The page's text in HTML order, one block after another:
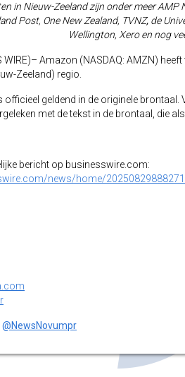
in Nieuw-Zeeland zijn onder meer AMP
Post, One New Zealand, TVNZ,de
Wellington, Xero en nog
WIRE)– Amazon (NASDAQ: AMZN)
Zeeland) regio.
officieel geldend in de originele
met de tekst in de brontaal, die
bericht op businesswire.com:
news/home/
@NewsNovumpr